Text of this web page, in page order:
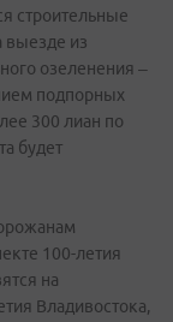
строительные
выезде из
озеленения –
подпорных
300 лиан по
будет
100-летия
на
Владивостока,